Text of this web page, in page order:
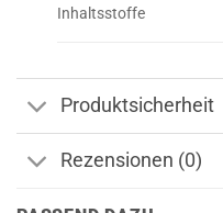
Inhaltsstoffe
Produktsicherheit
Rezensionen (0)